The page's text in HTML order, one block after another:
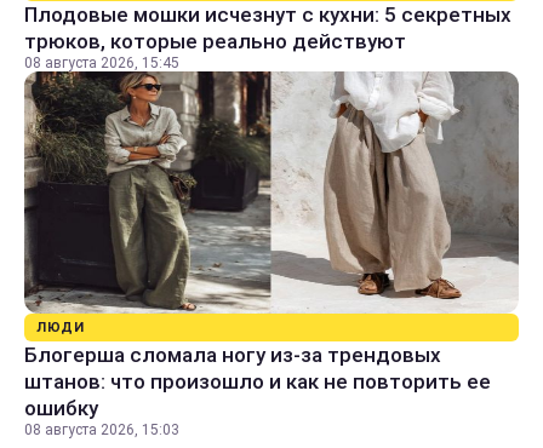
Плодовые мошки исчезнут с кухни: 5 секретных
трюков, которые реально действуют
08 августа 2026, 15:45
ЛЮДИ
Блогерша сломала ногу из-за трендовых
штанов: что произошло и как не повторить ее
ошибку
08 августа 2026, 15:03